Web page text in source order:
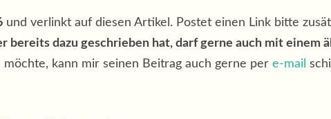
und verlinkt auf diesen Artikel. Postet einen Link bitte
bereits dazu geschrieben hat, darf gerne auch mit einem
kann mir seinen Beitrag auch gerne per e-mail